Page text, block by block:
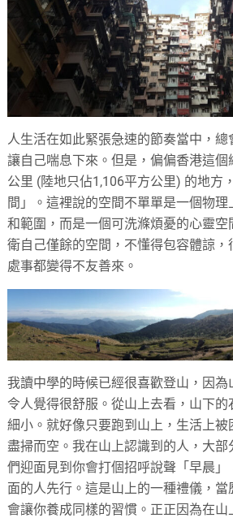
人生活在如此緊張急速的節奏當中，
讓自己喘息下來。但是，偏偏香港這個
公里 (陸地只佔1,106平方公里) 的地方
間」。這裡說的空間不單單是一個物
和範圍，而是一個可洗滌煩憂的心靈
衛自己僅餘的空間，不懂得包容體諒，
處事都變得不友善來。
我讀中學的時候已經很喜歡登山，因為
令人覺得很舒服。從山上去看，山下
細小。就好像只要跑到山上，生活上
盡掃而空。我在山上認識到的人，大部
們迎面見到你會打個招呼說聲「早晨」
面的人先行。這是山上的一種禮儀，
會讓你養成同樣的習慣。正正因為在